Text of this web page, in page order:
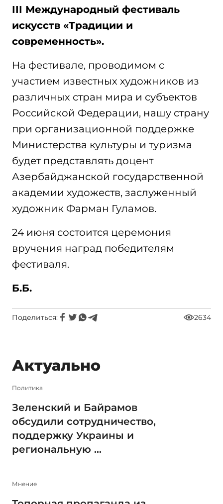
III Международный фестиваль
искусств «Традиции и
современность».
На фестивале, проводимом с
участием известных художников из
различных стран мира и субъектов
Российской Федерации, нашу страну
при организационной поддержке
Министерства культуры и туризма
будет представлять доцент
Азербайджанской государственной
академии художеств, заслуженный
художник Фарман Гуламов.
24 июня состоится церемония
вручения наград победителям
фестиваля.
Б.Б.
Поделиться: 2634
Актуально
Политика
Зеленский и Байрамов
обсудили сотрудничество,
поддержку Украины и
региональную ...
Мнение